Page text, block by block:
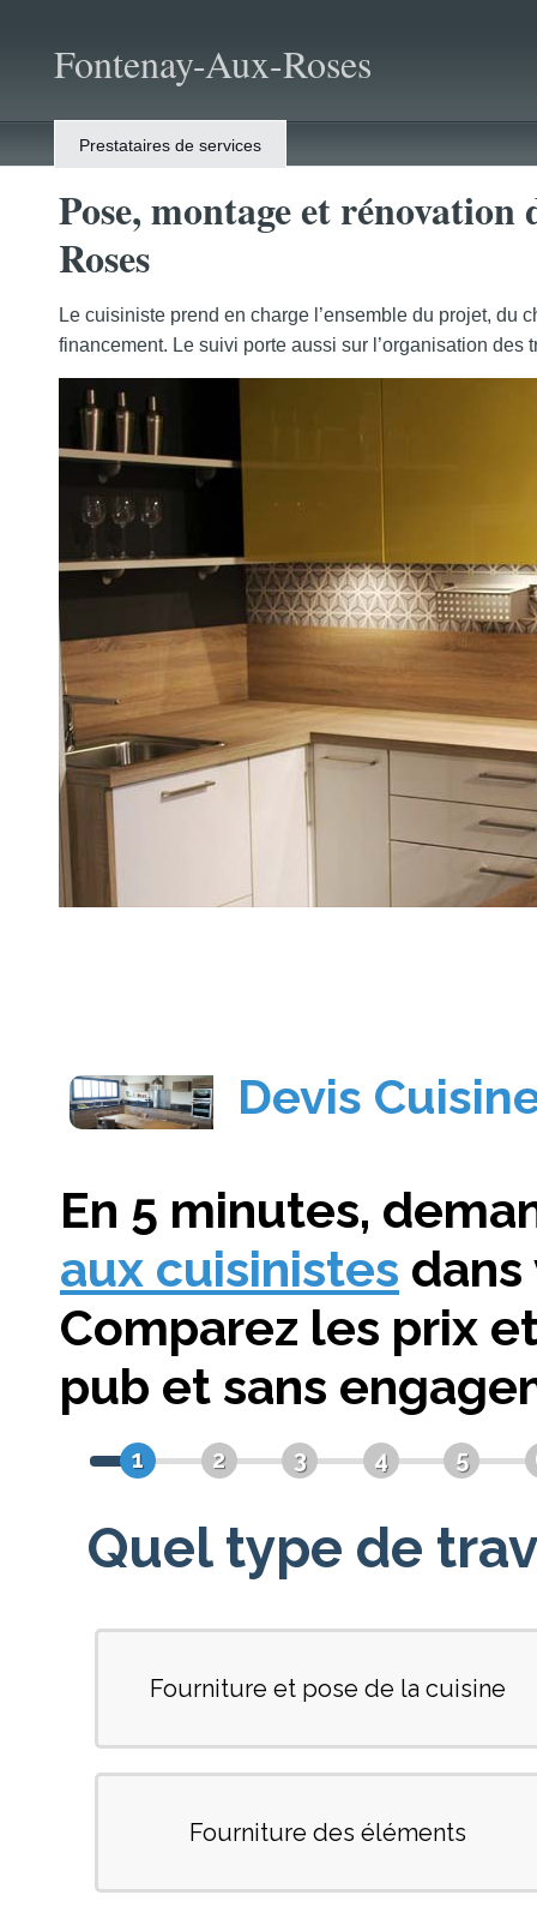
Fontenay-Aux-Roses
Prestataires de services
Pose, montage et
Roses
Le cuisiniste prend en charge l’ensemble du projet, du
financement. Le suivi porte aussi sur l’organisation des